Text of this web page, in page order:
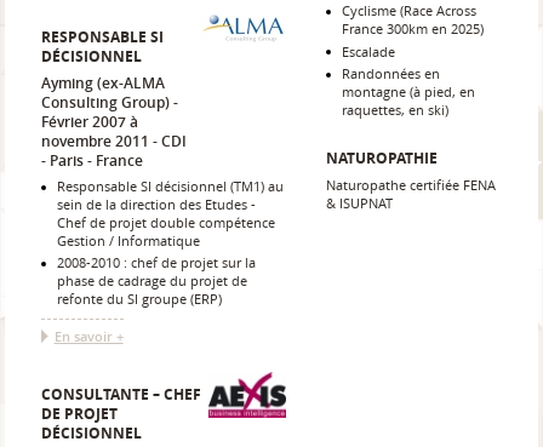
RESPONSABLE SI
DÉCISIONNEL
Ayming (ex-ALMA
Consulting Group)
Février 2007 à
novembre 2011
CDI
Paris
France
Responsable SI décisionnel (TM1) au
sein de la direction des Etudes -
Chef de projet double compétence
Gestion / Informatique
2008-2010 : chef de projet sur la
phase de cadrage du projet de
refonte du SI groupe (ERP)
En savoir +
CONSULTANTE – CHEF
DE PROJET
DÉCISIONNEL
Cyclisme (Race Across
France 300km en 2025)
Escalade
Randonnées en
montagne (à pied, en
raquettes, en ski)
NATUROPATHIE
Naturopathe certifiée FENA
& ISUPNAT